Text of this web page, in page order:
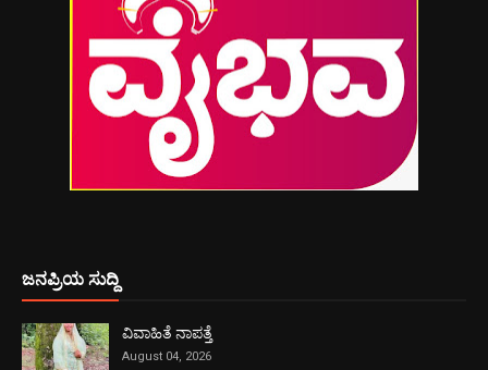
ಜನಪ್ರಿಯ ಸುದ್ದಿ
ವಿವಾಹಿತೆ ನಾಪತ್ತೆ
August 04, 2026